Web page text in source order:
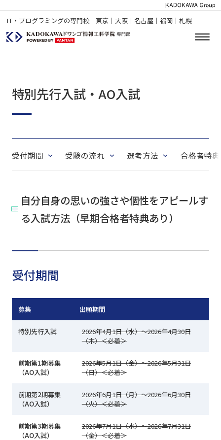
IT・プログラミングの専門校 東京｜大阪｜名古屋｜福岡｜札幌
特別先行入試・AO入試
受付期間 受験の流れ 選考方法 合格者特典
自分自身の思いの強さや個性をアピールす
る入試方法（早期合格者特典あり）
受付期間
募集 出願期間
特別先行入試
2026年4月1日（水）～2026年4月30日
（木）＜必着＞
前期第1期募集
（AO入試）
2026年5月1日（金）～2026年5月31日
（日）＜必着＞
前期第2期募集
（AO入試）
2026年6月1日（月）～2026年6月30日
（火）＜必着＞
前期第3期募集
（AO入試）
2026年7月1日（水）～2026年7月31日
（金）＜必着＞